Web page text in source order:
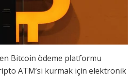
Bitcoin ödeme platformu
ATM’si kurmak için elektronik